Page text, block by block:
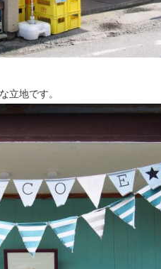
立地です。